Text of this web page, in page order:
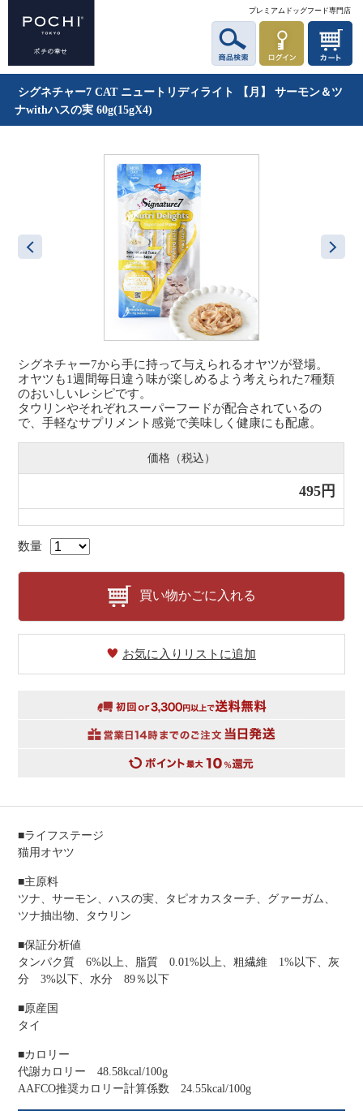
プレミアムドッグフード専門店
シグネチャー7 CAT ニュートリディライト 【月】 サーモン＆ツ
ナwithハスの実 60g(15gX4)
シグネチャー7から手に持って与えられるオヤツが登場。
オヤツも1週間毎日違う味が楽しめるよう考えられた7種類
のおいしいレシピです。
タウリンやそれぞれスーパーフードが配合されているの
で、手軽なサプリメント感覚で美味しく健康にも配慮。
価格（税込）
495円
数量
買い物かごに入れる
お気に入りリストに追加
■ライフステージ
猫用オヤツ
■主原料
ツナ、サーモン、ハスの実、タピオカスターチ、グァーガム、
ツナ抽出物、タウリン
■保証分析値
タンパク質 6%以上、脂質 0.01%以上、粗繊維 1%以下、灰
分 3%以下、水分 89％以下
■原産国
タイ
■カロリー
代謝カロリー 48.58kcal/100g
AAFCO推奨カロリー計算係数 24.55kcal/100g